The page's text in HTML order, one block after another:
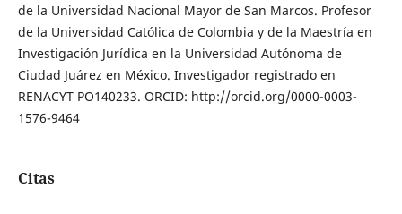
de la Universidad Nacional Mayor de San Marcos. Profesor
de la Universidad Católica de Colombia y de la Maestría en
Investigación Jurídica en la Universidad Autónoma de
Ciudad Juárez en México. Investigador registrado en
RENACYT PO140233. ORCID: http://orcid.org/0000-0003-
1576-9464
Citas